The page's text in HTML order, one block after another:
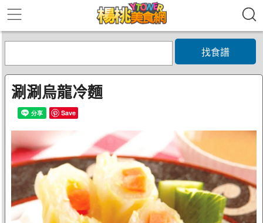
找食譜
涮涮烏龍冷麵
Save